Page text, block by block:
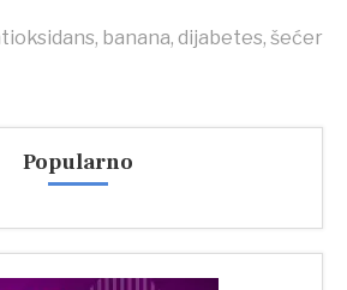
, banana, dijabetes, šećer
Popularno